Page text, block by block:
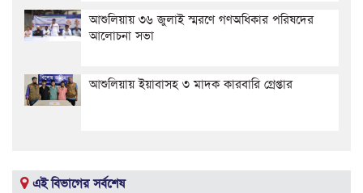
আশুলিয়ায় ৩৬ জুলাই স্মরণে গণঅধিকার পরিষদের
আলোচনা সভা
আশুলিয়ায় ইয়াবাসহ ৩ মাদক কারবারি গ্রেপ্তার
এই বিভাগের সর্বশেষ